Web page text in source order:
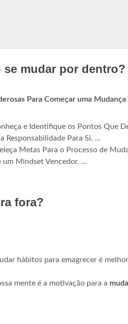
se mudar por dentro?
Para Começar uma
e Identifique os Pontos Que
Responsabilidade Para Si. ...
Metas Para o Processo de
um Mindset Vencedor. ...
fora?
hábitos para emagrecer é
mente é a motivação para a